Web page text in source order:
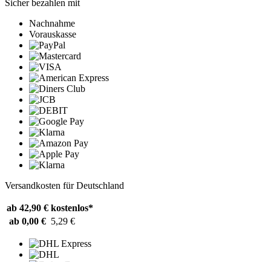
Sicher bezahlen mit
Nachnahme
Vorauskasse
Versandkosten für Deutschland
ab 42,90 € kostenlos*
ab 0,00 € 5,29 €